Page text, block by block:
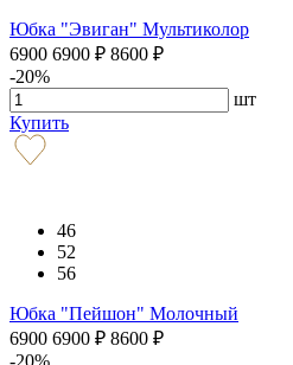
Юбка "Эвиган" Мультиколор
6900 6900 ₽ 8600 ₽
-20%
шт
Купить
46
52
56
Юбка "Пейшон" Молочный
6900 6900 ₽ 8600 ₽
-20%